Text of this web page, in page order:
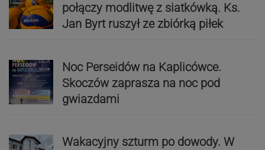
połączy modlitwę z siatkówką. Ks.
Jan Byrt ruszył ze zbiórką piłek
Noc Perseidów na Kaplicówce.
Skoczów zaprasza na noc pod
gwiazdami
Wakacyjny szturm po dowody. W